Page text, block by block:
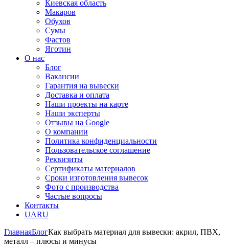
Киевская область
Макаров
Обухов
Сумы
Фастов
Яготин
О нас
Блог
Вакансии
Гарантия на вывески
Доставка и оплата
Наши проекты на карте
Наши эксперты
Отзывы на Google
О компании
Политика конфиденциальности
Пользовательское соглашение
Реквизиты
Сертификаты материалов
Сроки изготовления вывесок
Фото с производства
Частые вопросы
Контакты
UARU
ГлавнаяБлогКак выбрать материал для вывески: акрил, ПВХ,
металл – плюсы и минусы